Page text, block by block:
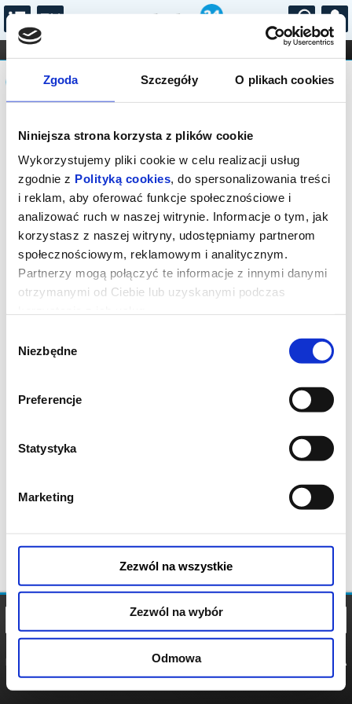
Zgoda Szczegóły O plikach cookies
Niniejsza strona korzysta z plików cookie
Wykorzystujemy pliki cookie w celu realizacji usług
zgodnie z Polityką cookies, do spersonalizowania treści
i reklam, aby oferować funkcje społecznościowe i
analizować ruch w naszej witrynie. Informacje o tym, jak
korzystasz z naszej witryny, udostępniamy partnerom
społecznościowym, reklamowym i analitycznym.
Partnerzy mogą połączyć te informacje z innymi danymi
otrzymanymi od Ciebie lub uzyskanymi podczas
zgody
Niezbędne
Preferencje
Statystyka
Marketing
Zezwól na wszystkie
Zezwól na wybór
Odmowa
...
FILHARMONIA OPERA I BALET
STAND-UP
DLA DZIECI
Komunikat
Sprzedaż biletów on-line na wydarzenie
została zakończona.
POLITYKA
POLITYKA